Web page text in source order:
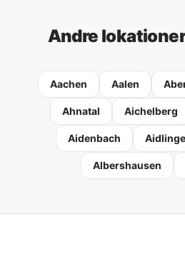
Andre
Aachen Aalen
Ahnatal Aichelberg
Aidenbach
Albershausen